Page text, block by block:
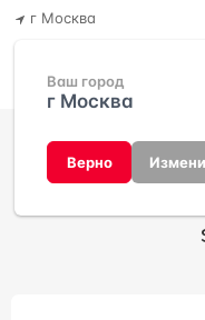
г Москва
Ваш город
г Москва
Верно
ванны